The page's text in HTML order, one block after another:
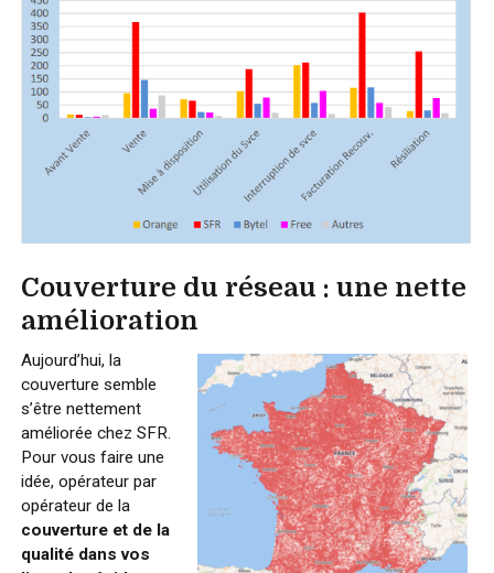
Couverture du réseau : une nette
amélioration
Aujourd’hui, la
couverture semble
s’être nettement
améliorée chez SFR.
Pour vous faire une
idée, opérateur par
opérateur de la
couverture et de la
qualité dans vos